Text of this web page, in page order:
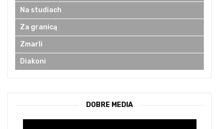
Na studiach
Za granicą
Zmarli
Diakoni
DOBRE MEDIA